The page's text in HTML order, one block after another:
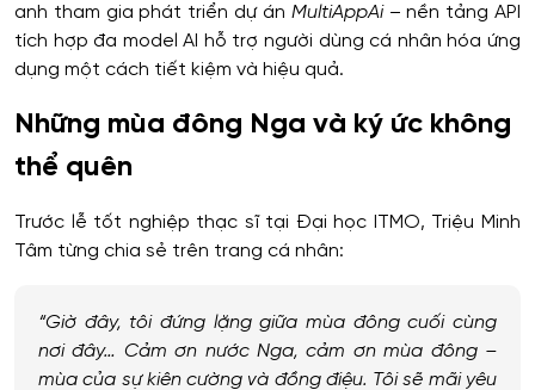
anh tham gia phát triển dự án MultiAppAi– nền tảng API
tích hợp đa model AI hỗ trợ người dùng cá nhân hóa ứng
dụng một cách tiết kiệm và hiệu quả.
Những mùa đông Nga và ký ức không
thể quên
Trước lễ tốt nghiệp thạc sĩ tại Đại học ITMO, Triệu Minh
Tâm từng chia sẻ trên trang cá nhân:
“Giờ đây, tôi đứng lặng giữa mùa đông cuối cùng
nơi đây… Cảm ơn nước Nga, cảm ơn mùa đông –
mùa của sự kiên cường và đồng điệu. Tôi sẽ mãi yêu